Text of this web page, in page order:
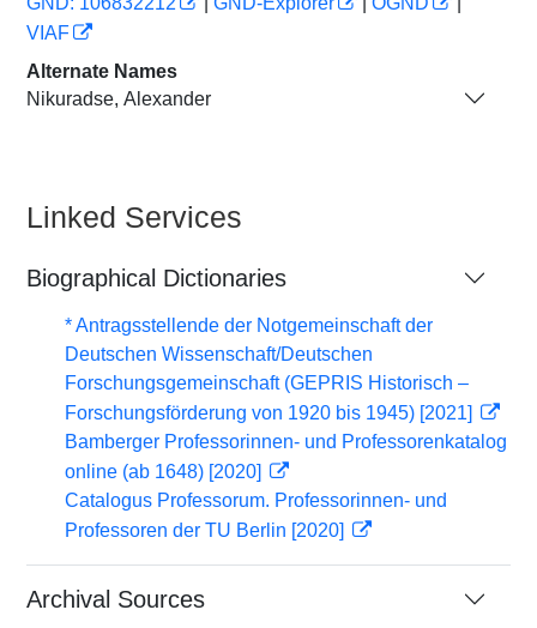
VIAF
Alternate Names
Nikuradse, Alexander
Linked Services
Biographical Dictionaries
* Antragsstellende der Notgemeinschaft der
Deutschen Wissenschaft/Deutschen
Forschungsgemeinschaft (GEPRIS Historisch –
Forschungsförderung von 1920 bis 1945) [2021]
Bamberger Professorinnen- und Professorenkatalog
online (ab 1648) [2020]
Catalogus Professorum. Professorinnen- und
Professoren der TU Berlin [2020]
Archival Sources